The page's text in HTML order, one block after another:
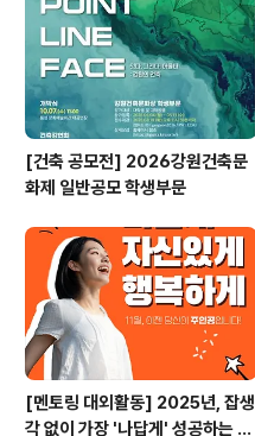
[건축 공모전] 2026강원건축문
화제 일반공모 학생부문
[멘토링 대외활동] 2025년, 잡생
각 없이 가장 '나답게' 성공하는 법